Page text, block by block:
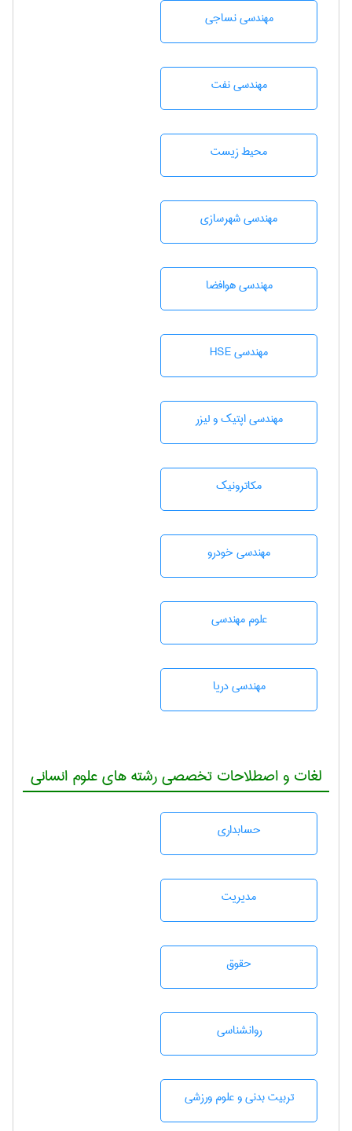
مهندسي نساجی
مهندسی نفت
محيط زيست
مهندسی شهرسازی
مهندسی هوافضا
مهندسی HSE
مهندسی اپتیک و لیزر
مکاترونیک
مهندسی خودرو
علوم مهندسی
مهندسی دریا
لغات و اصطلاحات تخصصی رشته های علوم انسانی
حسابداری
مديريت
حقوق
روانشناسی
تربيت بدنی و علوم ورزشی